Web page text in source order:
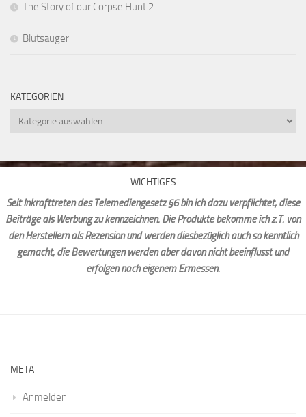
The Story of our Corpse Hunt 2
Blutsauger
KATEGORIEN
Kategorien
WICHTIGES
Seit Inkrafttreten des Telemediengesetz §6 bin ich dazu verpflichtet, diese
Beiträge als Werbung zu kennzeichnen. Die Produkte bekomme ich z.T. von
den Herstellern als Rezension und werden diesbezüglich auch so kenntlich
gemacht, die Bewertungen werden aber davon nicht beeinflusst und
erfolgen nach eigenem Ermessen.
META
Anmelden